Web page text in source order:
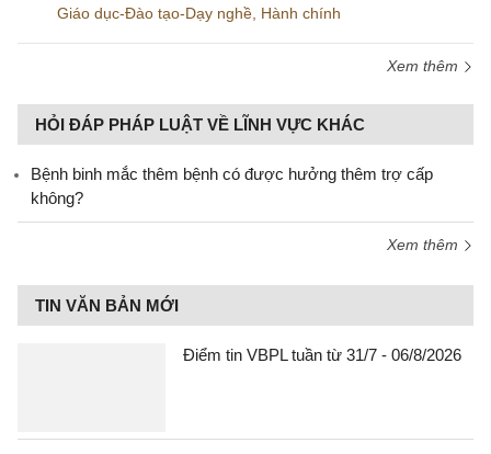
Giáo dục-Đào tạo-Dạy nghề Hành chính
Xem thêm
HỎI ĐÁP PHÁP LUẬT VỀ LĨNH VỰC KHÁC
Bệnh binh mắc thêm bệnh có được hưởng thêm trợ cấp
không?
Xem thêm
TIN VĂN BẢN MỚI
Điểm tin VBPL tuần từ 31/7 - 06/8/2026